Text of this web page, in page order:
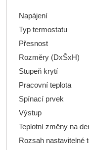
Napájení
Typ termostatu
Přesnost
Rozměry (DxŠxH)
Stupeň krytí
Pracovní teplota
Spínací prvek
Výstup
Teplotní změny na
Rozsah nastavitelné